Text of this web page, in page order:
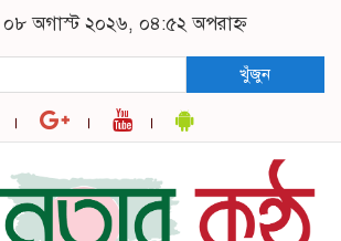
০৮ অগাস্ট ২০২৬, ০৪:৫২ অপরাহ্ন
খুঁজুন